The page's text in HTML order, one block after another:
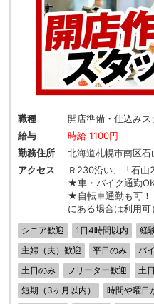
職種
開店準備・仕込みス
給与
時給 1100円
勤務住所
北海道札幌市南区
アクセス
Ｒ230沿い、「石
★車・バイク通勤
★自転車通勤も可！
にある場合は利用可
シニア歓迎 1日4時間以内 経
主婦（夫）歓迎
平日のみ バ
土日のみ
フリーター歓迎 土
短期（3ヶ月以内）
時間や曜日